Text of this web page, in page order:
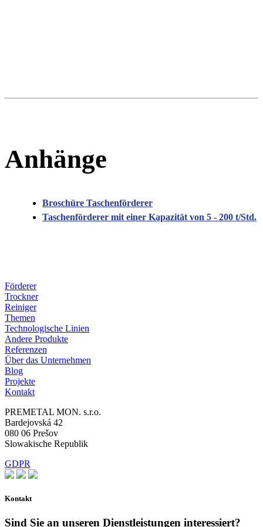
Anhänge
Broschüre Taschenförderer
Taschenförderer mit einer Kapazität von 5 - 200 t/Std.
Förderer
Trockner
Reiniger
Themen
Technologische Linien
Andere Produkte
Referenzen
Über das Unternehmen
Blog
Projekte
Kontakt
PREMETAL MON. s.r.o.
Bardejovská 42
080 06 Prešov
Slowakische Republik
GDPR
Kontakt
Sind Sie an unseren Dienstleistungen interessiert?